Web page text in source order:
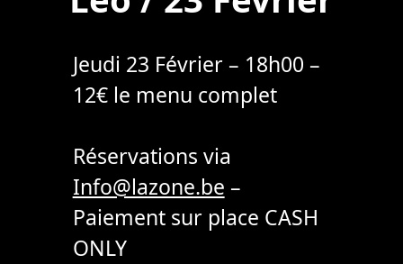
Jeudi 23 Février – 18h00 –
12€ le menu complet
Réservations via
Info@lazone.be –
Paiement sur place CASH
ONLY